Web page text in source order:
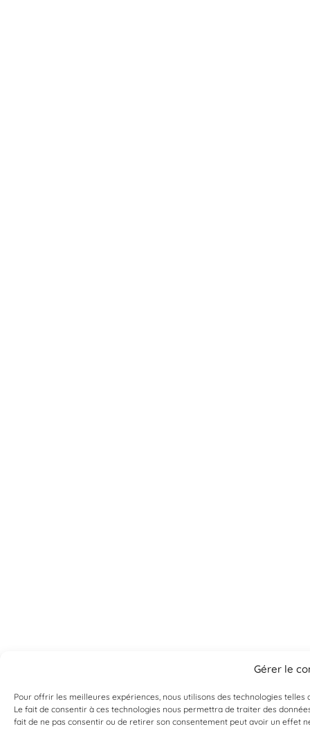
Gérer le
Pour offrir les meilleures expériences, nous utilisons des technologies
Le fait de consentir à ces technologies nous permettra de traiter des
fait de ne pas consentir ou de retirer son consentement peut avoir un effet